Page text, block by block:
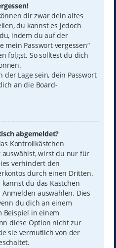
dir zwar dein altes
du kannst es jedoch
indem du auf der
mein Passwort vergessen“
folgst. So solltest du dich
Lage sein, dein Passwort
an die Board-
abgemeldet?
Kontrollkästchen
auswählst, wirst du nur für
verhindert den
durch einen Dritten.
du das Kästchen
auswählen. Dies
du dich an einem
Beispiel in einem
diese Option nicht zur
sie vermutlich von der